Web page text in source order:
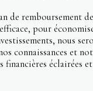
de remboursement
pour
nous
connaissances et
éclairées